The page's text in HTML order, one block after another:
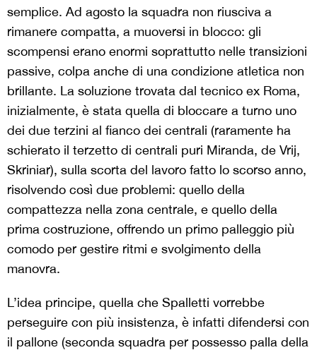
semplice. Ad agosto la squadra non riusciva a
rimanere compatta, a muoversi in blocco: gli
scompensi erano enormi soprattutto nelle transizioni
passive, colpa anche di una condizione atletica non
brillante. La soluzione trovata dal tecnico ex Roma,
inizialmente, è stata quella di bloccare a turno uno
dei due terzini al fianco dei centrali (raramente ha
schierato il terzetto di centrali puri Miranda, de Vrij,
Skriniar), sulla scorta del lavoro fatto lo scorso anno,
risolvendo così due problemi: quello della
compattezza nella zona centrale, e quello della
prima costruzione, offrendo un primo palleggio più
comodo per gestire ritmi e svolgimento della
manovra.
L’idea principe, quella che Spalletti vorrebbe
perseguire con più insistenza, è infatti difendersi con
il pallone (seconda squadra per possesso palla della